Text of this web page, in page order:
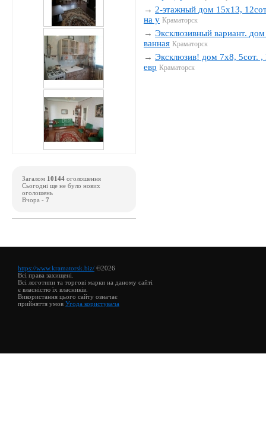
→ 2-этажный дом 15х13,
на у Краматорск
→Эксклюзивный вариант.
ванная Краматорск
→Эксклюзив! дом 7х8, 5сот. ,
евр Краматорск
Загалом 10144 оголошення
Сьогодні ще не було нових
оголошень
Вчора - 7
https://www.kramatorsk.biz/ ©2026
Всі права захищені.
Всі логотипи та торгові марки на даному сайті
є власністю їх власників.
Використання цього сайту означає
прийняття умов Угода користувача